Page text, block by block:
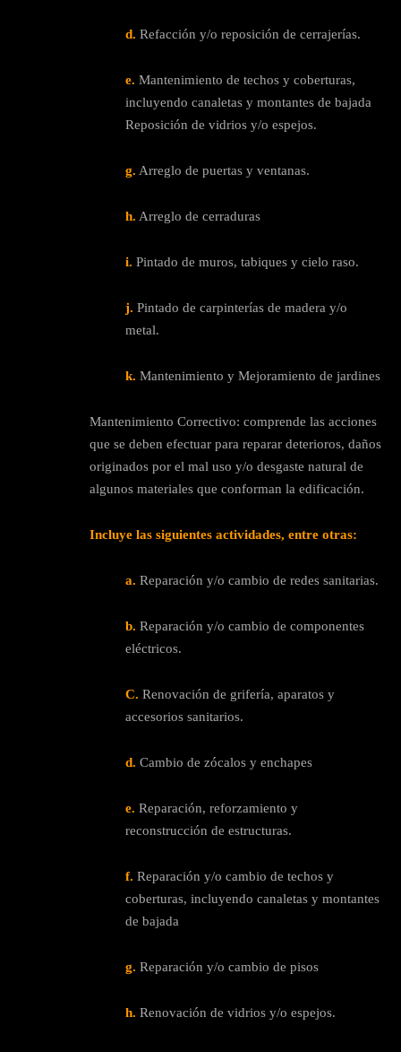
d. Refacción y/o reposición de cerrajerías.
e. Mantenimiento de techos y coberturas,
incluyendo canaletas y montantes de bajada
Reposición de vidrios y/o espejos.
g. Arreglo de puertas y ventanas.
h. Arreglo de cerraduras
i. Pintado de muros, tabiques y cielo raso.
j. Pintado de carpinterías de madera y/o
metal.
k. Mantenimiento y Mejoramiento de jardines
Mantenimiento Correctivo: comprende las acciones
que se deben efectuar para reparar deterioros, daños
originados por el mal uso y/o desgaste natural de
algunos materiales que conforman la edificación.
Incluye las siguientes actividades, entre otras:
a. Reparación y/o cambio de redes sanitarias.
b. Reparación y/o cambio de componentes
eléctricos.
C. Renovación de grifería, aparatos y
accesorios sanitarios.
d. Cambio de zócalos y enchapes
e. Reparación, reforzamiento y
reconstrucción de estructuras.
f. Reparación y/o cambio de techos y
coberturas, incluyendo canaletas y montantes
de bajada
g. Reparación y/o cambio de pisos
h. Renovación de vidrios y/o espejos.